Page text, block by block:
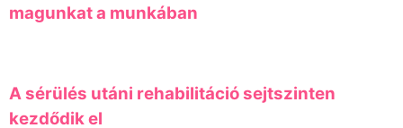
magunkat a munkában
A sérülés utáni rehabilitáció sejtszinten
kezdődik el